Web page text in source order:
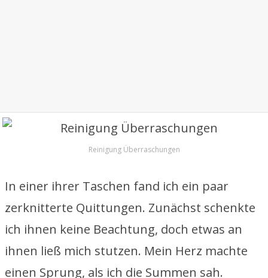
Reinigung Überraschungen
In einer ihrer Taschen fand ich ein paar
zerknitterte Quittungen. Zunächst schenkte
ich ihnen keine Beachtung, doch etwas an
ihnen ließ mich stutzen. Mein Herz machte
einen Sprung, als ich die Summen sah.